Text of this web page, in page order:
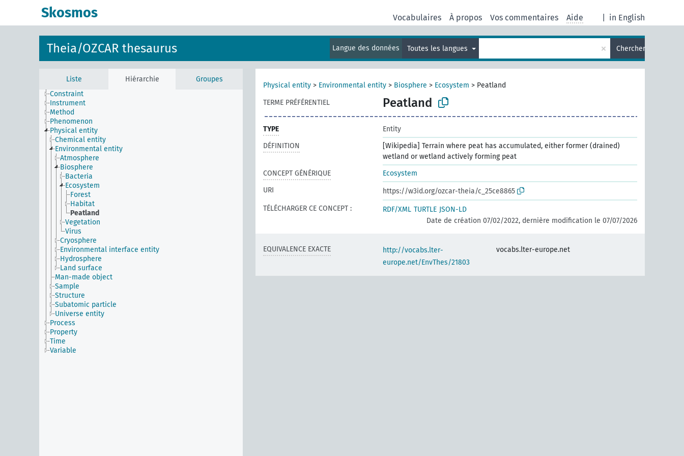
Skosmos in English
Vocabulaires À propos Vos commentaires Aide
Theia/OZCAR thesaurus Langue des données Toutes les langues × Chercher
Liste Hiérarchie
Groupes
Constraint
Instrument
Method
Phenomenon
Physical entity
Chemical entity
Environmental entity
Atmosphere
Biosphere
Bacteria
Ecosystem
Forest
Habitat
Peatland
Vegetation
Virus
Cryosphere
Environmental interface entity
Hydrosphere
Land surface
Man-made object
Sample
Structure
Subatomic particle
Universe entity
Process
Property
Time
Variable
Physical entity > Environmental entity > Biosphere > Ecosystem > Peatland
TERME PRÉFÉRENTIEL
Peatland
TYPE
Entity
DÉFINITION
[Wikipedia] Terrain where peat has accumulated, either former (drained)
wetland or wetland actively forming peat
CONCEPT GÉNÉRIQUE
Ecosystem
URI
https://w3id.org/ozcar-theia/c_25ce8865
TÉLÉCHARGER CE CONCEPT :
RDF/XML TURTLE JSON-LD
Date de création 07/02/2022, dernière modification le 07/07/2026
EQUIVALENCE EXACTE
http://vocabs.lter-
europe.net/EnvThes/21803
vocabs.lter-europe.net